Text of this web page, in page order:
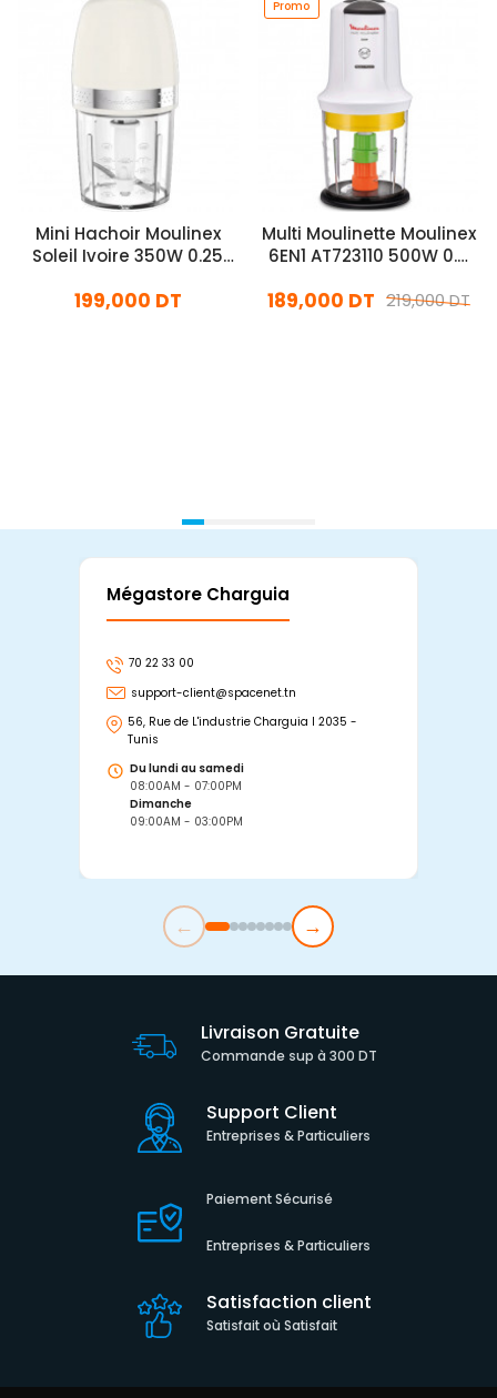
Mini Hachoir Moulinex
Soleil Ivoire 350W 0.25
199,000 DT
Promo
Multi Moulinette Moulinex
6EN1 AT723110 500W 0.5
219,000 DT
189,000 DT
Mégastore Charguia
70 22 33 00
support-client@spacenet.tn
56, Rue de L'industrie Charguia I 2035 -
Tunis
Du lundi au samedi
08:00AM - 07:00PM
Dimanche
09:00AM - 03:00PM
← →
Livraison Gratuite
Commande sup à 300 DT
Support Client
Entreprises & Particuliers
Paiement Sécurisé
Entreprises & Particuliers
Satisfaction client
Satisfait où Satisfait